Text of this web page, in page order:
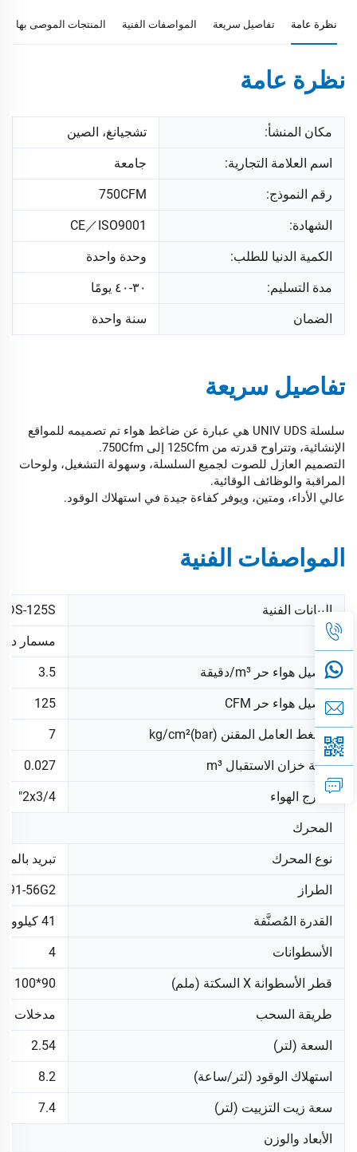
نظرة عامة تفاصيل سريعة المواصفات الفنية المنتجات الموصى بها
نظرة عامة
مكان المنشأ: تشجيانغ، الصين
اسم العلامة التجارية: جامعة
رقم النموذج: 750CFM
الشهادة: CE／ISO9001
الكمية الدنيا للطلب: وحدة واحدة
مدة التسليم: ٣٠-٤٠ يومًا
الضمان سنة واحدة
تفاصيل سريعة
سلسلة UNIV UDS هي عبارة عن ضاغط هواء تم تصميمه للمواقع
الإنشائية، وتتراوح قدرته من 125Cfm إلى 750Cfm.
التصميم العازل للصوت لجميع السلسلة، وسهولة التشغيل، ولوحات
المراقبة والوظائف الوقائية.
عالي الأداء، ومتين، ويوفر كفاءة جيدة في استهلاك الوقود.
المواصفات الفنية
البيانات الفنية 125S
نوع مسمار
توصيل هواء حر m³/دقيقة 3.5
توصيل هواء حر CFM 125
الضغط العامل المقنن kg/cm²(bar) 7
سعة خزان الاستقبال m³ 0.027
مخرج الهواء 2x3/4"
المحرك
نوع المحرك تبريد بالماء، 4
الطراز 56G2
القدرة المُصنَّفة 41 كيلوواط@2650 دورة في الدقيقة
الأسطوانات 4
قطر الأسطوانة X السكتة (ملم) 90*100
طريقة السحب مدخلات
السعة (لتر) 2.54
استهلاك الوقود (لتر/ساعة) 8.2
سعة زيت التزييت (لتر) 7.4
الأبعاد والوزن